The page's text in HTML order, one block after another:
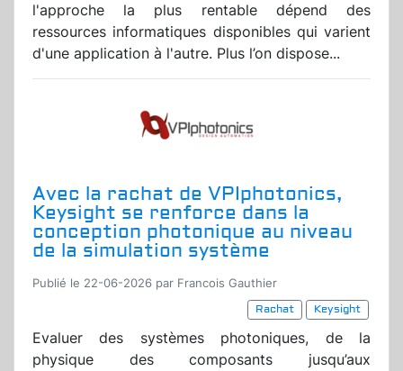
l'approche la plus rentable dépend des
ressources informatiques disponibles qui varient
d'une application à l'autre. Plus l’on dispose...
Avec la rachat de VPIphotonics,
Keysight se renforce dans la
conception photonique au niveau
de la simulation système
Publié le 22-06-2026 par Francois Gauthier
Rachat
Keysight
Evaluer des systèmes photoniques, de la
physique des composants jusqu’aux